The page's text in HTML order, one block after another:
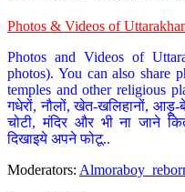
Photos & Videos of
Photos and Videos of
photos). You can also share
temples and other religious
गधेरों, नौलों, खेत-खलिहानों, आड़ू-
चोटी, मंदिर और भी ना जाने
दिखाइये अपने फोटू..
Moderators: